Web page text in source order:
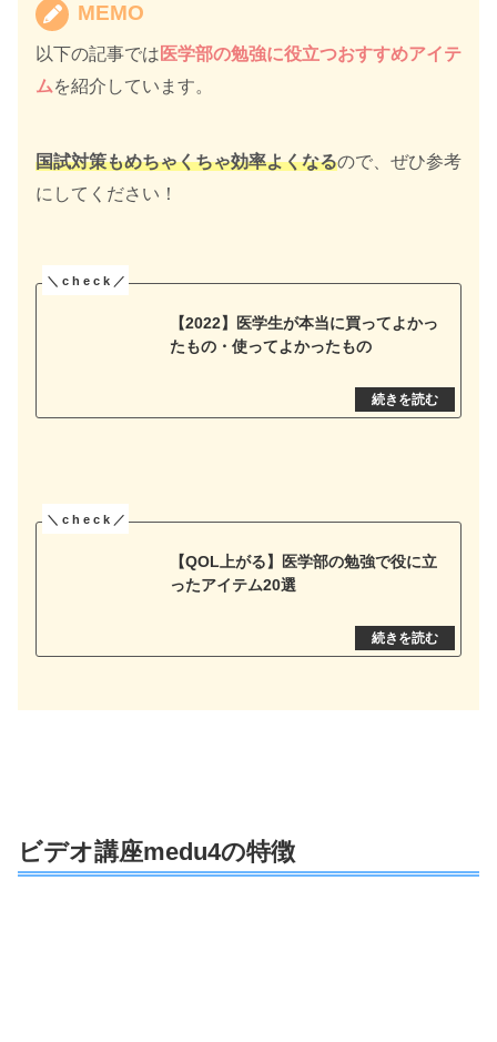
MEMO
以下の記事では 医学部の勉強に役立つおすすめアイテ
ムを紹介しています。
国試対策もめちゃくちゃ効率よくなるので、ぜひ参考
にしてください！
【2022】医学生が本当に買ってよかっ
たもの・使ってよかったもの
【QOL上がる】医学部の勉強で役に立
ったアイテム20選
ビデオ講座medu4の特徴